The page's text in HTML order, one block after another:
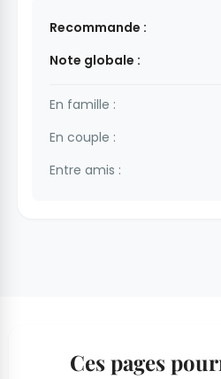
Recommande :
Note globale :
En famille :
En couple :
Entre amis :
Ces pages